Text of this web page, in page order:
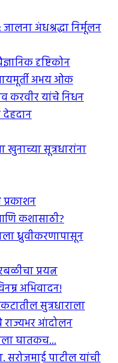
अंधश्रद्धा निर्मूलन
दृष्टिकोन
अभय ओक
करवीर यांचे निधन
देहदान
खुनाच्या सूत्रधारांना
कशासाठी?
ध्रुवीकरणापासून
प्रयत्न
अभिवादन!
सुत्रधाराला
राज्यभर आंदोलन
घातकच...
सरोजमाई पाटील यांची